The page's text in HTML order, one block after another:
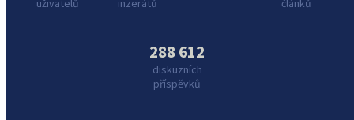
uživatelů
inzerátů
článků
288 612
diskuzních
příspěvků